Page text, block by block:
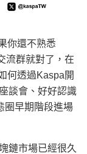
你還不熟悉
流群就對了，在
何透過Kaspa開
談會、好好認識
圈早期階段進場
市場已經很久